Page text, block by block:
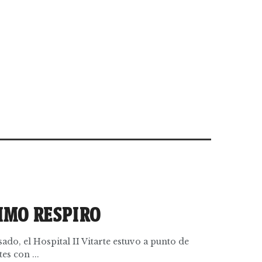
RESPIRO
el Hospital II Vitarte estuvo a punto de
con ...